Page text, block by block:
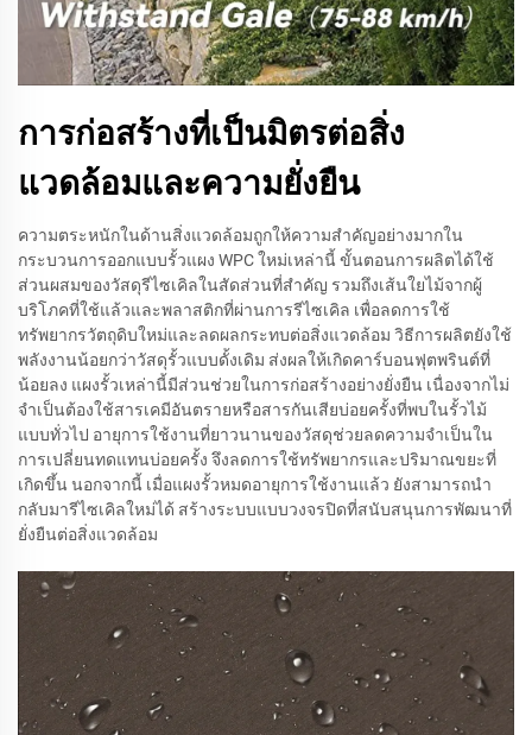
การก่อสร้างที่เป็นมิตรต่อสิ่ง
แวดล้อมและความยั่งยืน
ความตระหนักในด้านสิ่งแวดล้อมถูกให้ความสำคัญอย่างมากใน
กระบวนการออกแบบรั้วแผง WPC ใหม่เหล่านี้ ขั้นตอนการผลิตได้ใช้
ส่วนผสมของวัสดุรีไซเคิลในสัดส่วนที่สำคัญ รวมถึงเส้นใยไม้จากผู้
บริโภคที่ใช้แล้วและพลาสติกที่ผ่านการรีไซเคิล เพื่อลดการใช้
ทรัพยากรวัตถุดิบใหม่และลดผลกระทบต่อสิ่งแวดล้อม วิธีการผลิตยังใช้
พลังงานน้อยกว่าวัสดุรั้วแบบดั้งเดิม ส่งผลให้เกิดคาร์บอนฟุตพรินต์ที่
น้อยลง แผงรั้วเหล่านี้มีส่วนช่วยในการก่อสร้างอย่างยั่งยืน เนื่องจากไม่
จำเป็นต้องใช้สารเคมีอันตรายหรือสารกันเสียบ่อยครั้งที่พบในรั้วไม้
แบบทั่วไป อายุการใช้งานที่ยาวนานของวัสดุช่วยลดความจำเป็นใน
การเปลี่ยนทดแทนบ่อยครั้ง จึงลดการใช้ทรัพยากรและปริมาณขยะที่
เกิดขึ้น นอกจากนี้ เมื่อแผงรั้วหมดอายุการใช้งานแล้ว ยังสามารถนำ
กลับมารีไซเคิลใหม่ได้ สร้างระบบแบบวงจรปิดที่สนับสนุนการพัฒนาที่
ยั่งยืนต่อสิ่งแวดล้อม